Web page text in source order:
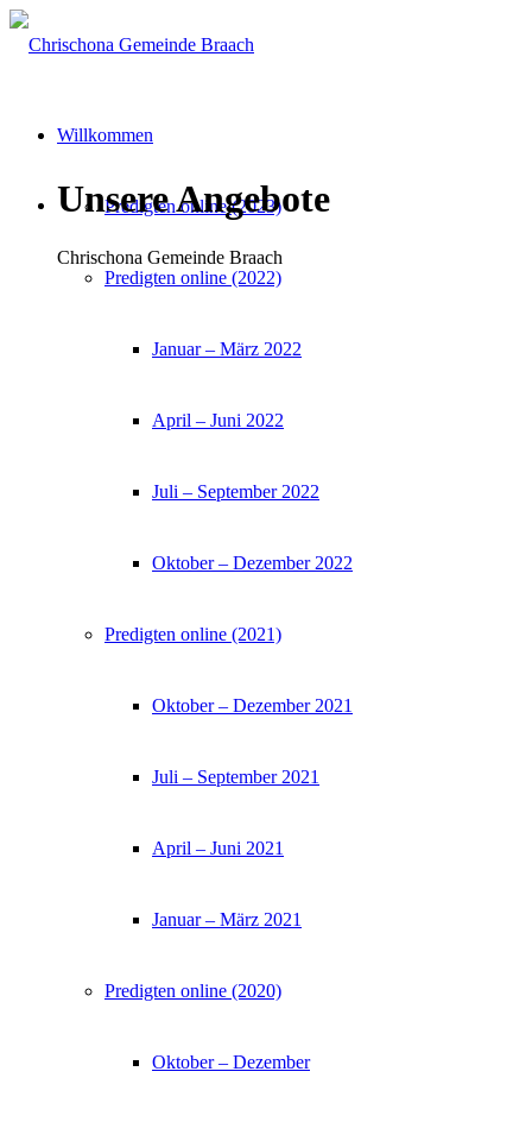
Willkommen
Predigten online (2023)
Predigten online (2022)
Januar – März 2022
April – Juni 2022
Juli – September 2022
Oktober – Dezember 2022
Predigten online (2021)
Oktober – Dezember 2021
Juli – September 2021
April – Juni 2021
Januar – März 2021
Predigten online (2020)
Oktober – Dezember
Unsere Angebote
Chrischona Gemeinde Braach